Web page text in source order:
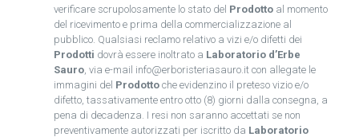
verificare scrupolosamente lo stato del Prodottoal momento
del ricevimento e prima della commercializzazione al
pubblico. Qualsiasi reclamo relativo a vizi e/o difetti dei
Prodotti dovrà essere inoltrato a Laboratorio d’Erbe
Sauro, via e-mail info@erboristeriasauro.it con allegate le
immagini del Prodottoche evidenzino il preteso vizio e/o
difetto, tassativamente entro otto (8) giorni dalla consegna, a
pena di decadenza. I resi non saranno accettati se non
preventivamente autorizzati per iscritto da Laboratorio